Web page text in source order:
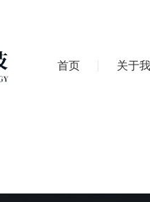
首页 关于